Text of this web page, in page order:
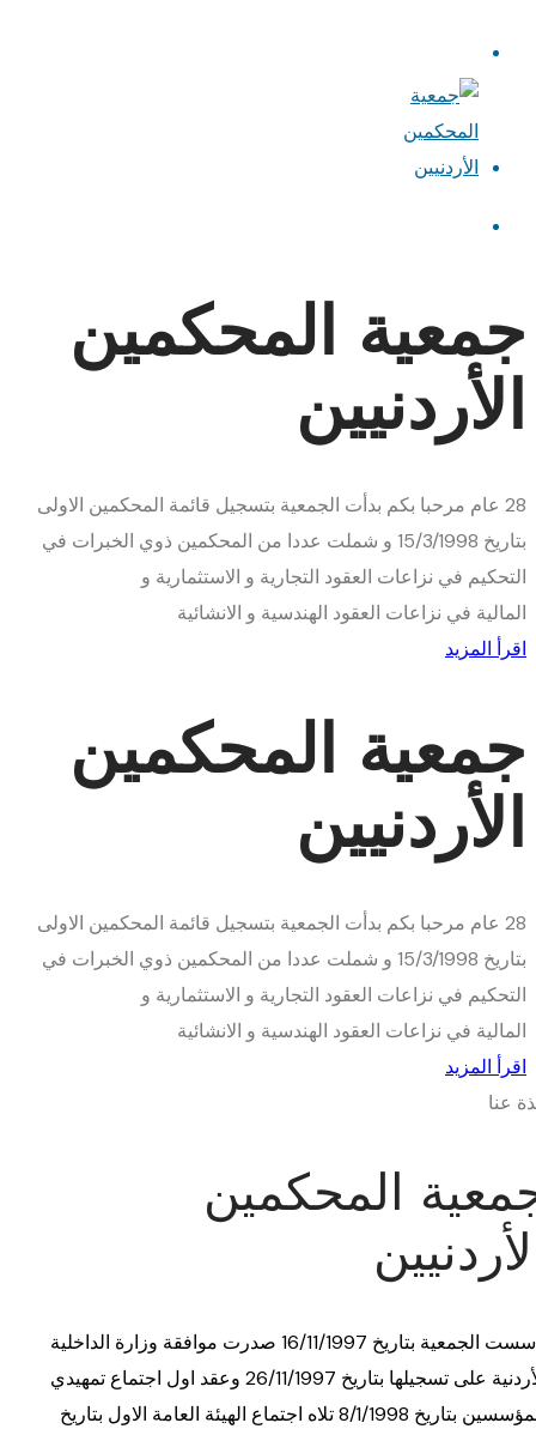
جمعية المحكمين
الأردنيين
28 عام مرحبا بكم بدأت الجمعية بتسجيل قائمة المحكمين الاولى
بتاريخ 15/3/1998 و شملت عددا من المحكمين ذوي الخبرات في
التحكيم في نزاعات العقود التجارية و الاستثمارية و
المالية في نزاعات العقود الهندسية و الانشائية
اقرأ المزيد
جمعية المحكمين
الأردنيين
28 عام مرحبا بكم بدأت الجمعية بتسجيل قائمة المحكمين الاولى
بتاريخ 15/3/1998 و شملت عددا من المحكمين ذوي الخبرات في
التحكيم في نزاعات العقود التجارية و الاستثمارية و
المالية في نزاعات العقود الهندسية و الانشائية
اقرأ المزيد
عنا
المحكمين
تأسست الجمعية بتاريخ 16/11/1997 صدرت موافقة وزارة الداخلية
الأردنية على تسجيلها بتاريخ 26/11/1997 وعقد اول اجتماع تمهيدي
للمؤسسين بتاريخ 8/1/1998 تلاه اجتماع الهيئة العامة الاول بتاريخ